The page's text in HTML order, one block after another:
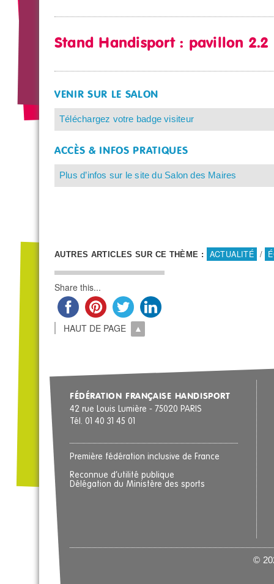
Stand Handisport : pavillon 2.2
VENIR SUR LE SALON
Téléchargez votre badge visiteur
ACCÈS & INFOS PRATIQUES
Plus d’infos sur le site du Salon des Maires
AUTRES ARTICLES SUR CE THÈME : ACTUALITÉ /
Share this...
HAUT DE PAGE
FÉDÉRATION FRANÇAISE HANDISPORT
42 rue Louis Lumière - 75020 PARIS
Tél. 01 40 31 45 01
Première fédération inclusive de France
Reconnue d’utilité publique
Délégation du Ministère des sports
©